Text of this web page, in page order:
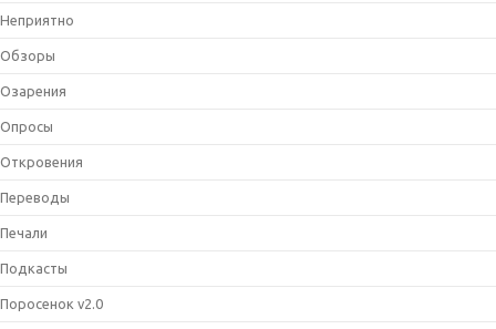
Неприятно
Обзоры
Озарения
Опросы
Откровения
Переводы
Печали
Подкасты
Поросенок v2.0